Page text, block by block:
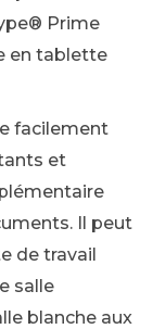
Prime
en tablette
facilement
et
Il peut
de travail
salle
blanche aux